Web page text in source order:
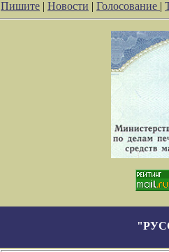
Пишите | Новости | Голосование |